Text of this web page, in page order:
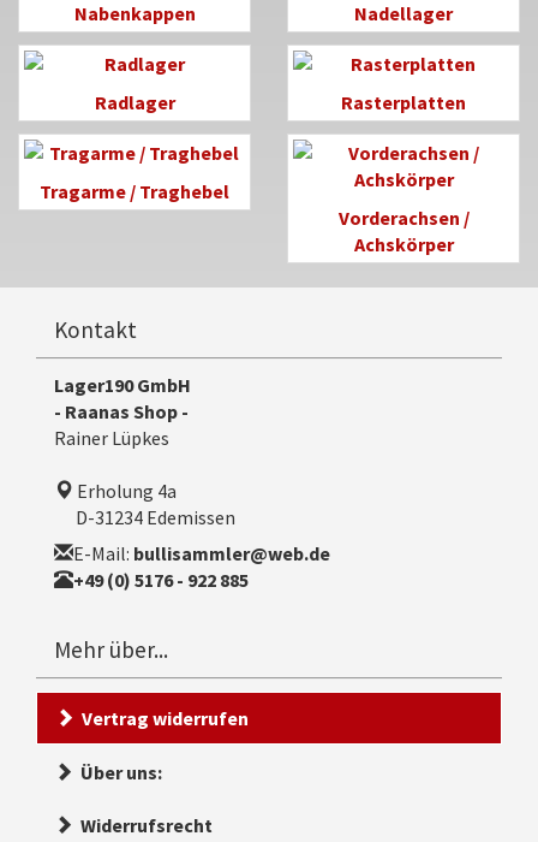
Nabenkappen Nadellager
Radlager Rasterplatten
Tragarme / Traghebel
Vorderachsen /
Achskörper
Kontakt
Lager190 GmbH
- Raanas Shop -
Rainer Lüpkes
Erholung 4a
D-31234 Edemissen
E-Mail: bullisammler@web.de
+49 (0) 5176 - 922 885
Mehr über...
Vertrag widerrufen
Über uns:
Widerrufsrecht